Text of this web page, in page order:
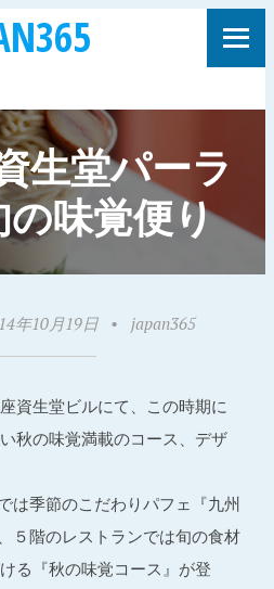
生堂パーラ
味覚便り
年10月19日 • japan365
資生堂ビルにて、この時期に
秋の味覚満載のコース、デザ
は季節のこだわりパフェ『九州
５階のレストランでは旬の食材
る『秋の味覚コース』が登